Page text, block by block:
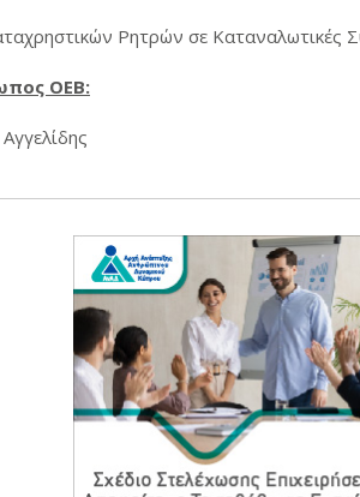
Ρητρών σε Καταναλωτικές
ΟΕΒ: